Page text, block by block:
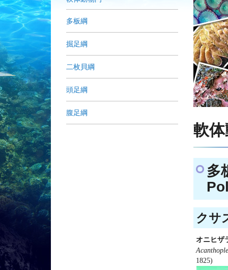
多板綱
掘足綱
二枚貝綱
頭足綱
腹足綱
軟
多
クサ
オニヒザ
1825)